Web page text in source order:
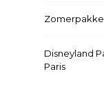
Disneyland
Paris